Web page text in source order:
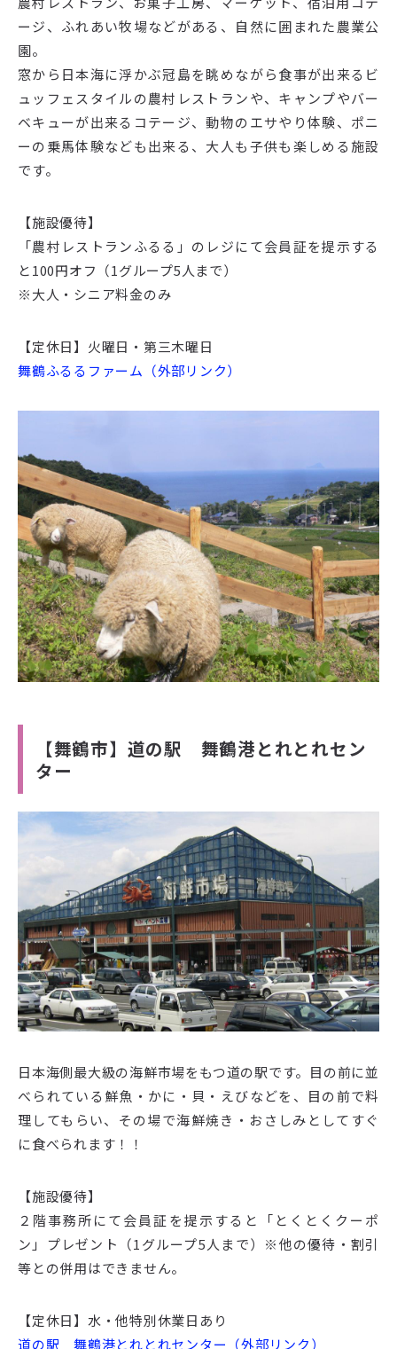
ージ、ふれあい牧場などがある、自然に囲まれた農業公
園。
窓から日本海に浮かぶ冠島を眺めながら食事が出来るビ
ュッフェスタイルの農村レストランや、キャンプやバー
ベキューが出来るコテージ、動物のエサやり体験、ポニ
ーの乗馬体験なども出来る、大人も子供も楽しめる施設
です。
【施設優待】
「農村レストランふるる」のレジにて会員証を提示する
と100円オフ（1グループ5人まで）
※大人・シニア料金のみ
【定休日】火曜日・第三木曜日
舞鶴ふるるファーム（外部リンク）
【舞鶴市】道の駅 舞鶴港とれとれセン
ター
日本海側最大級の海鮮市場をもつ道の駅です。目の前に並
べられている鮮魚・かに・貝・えびなどを、目の前で料
理してもらい、その場で海鮮焼き・おさしみとしてすぐ
に食べられます！！
【施設優待】
２階事務所にて会員証を提示すると「とくとくクーポ
ン」プレゼント（1グループ5人まで）※他の優待・割引
等との併用はできません。
【定休日】水・他特別休業日あり
道の駅 舞鶴港とれとれセンター（外部リンク）